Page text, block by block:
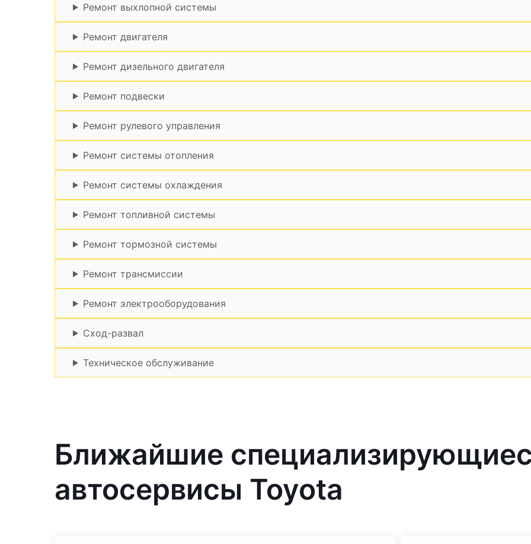
Ремонт выхлопной системы
Ремонт двигателя
Ремонт дизельного двигателя
Ремонт подвески
Ремонт рулевого управления
Ремонт системы отопления
Ремонт системы охлаждения
Ремонт топливной системы
Ремонт тормозной системы
Ремонт трансмиссии
Ремонт электрооборудования
Сход-развал
Техническое обслуживание
Ближайшие
автосервисы Toyota